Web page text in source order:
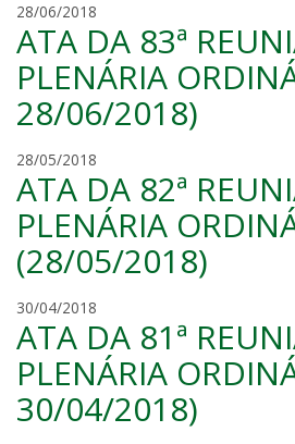
i
e
i
r
28/06/2018
a
u
r
o
v
e
i
r
a
ATA DA 83ª
PLENÁRIA
28/06/2018)
28/05/2018
a
u
r
o
v
e
i
r
a
ATA DA 82ª
PLENÁRIA
(28/05/2018)
30/04/2018
a
u
r
o
v
ATA DA 81ª
PLENÁRIA
30/04/2018)